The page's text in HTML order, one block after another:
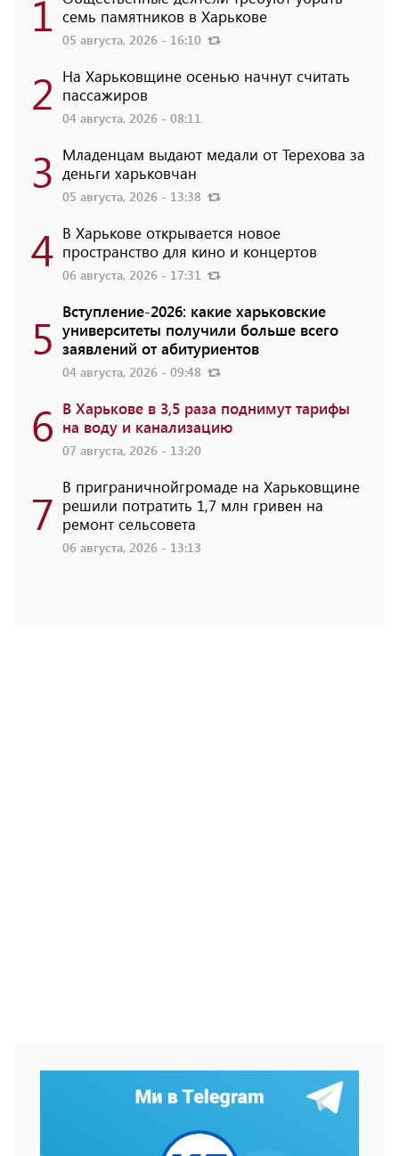
1 семь памятников в Харькове
05 августа, 2026 - 16:10
2 На Харьковщине осенью начнут считать
пассажиров
04 августа, 2026 - 08:11
3 Младенцам выдают медали от Терехова за
деньги харьковчан
05 августа, 2026 - 13:38
4 В Харькове открывается новое
пространство для кино и концертов
06 августа, 2026 - 17:31
5 Вступление-2026: какие харьковские
университеты получили больше всего
заявлений от абитуриентов
04 августа, 2026 - 09:48
6 В Харькове в 3,5 раза поднимут тарифы
на воду и канализацию
07 августа, 2026 - 13:20
7 В приграничнойгромаде на Харьковщине
решили потратить 1,7 млн ​​гривен на
ремонт сельсовета
06 августа, 2026 - 13:13